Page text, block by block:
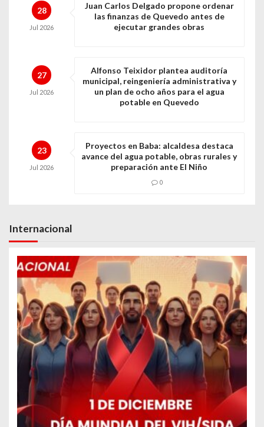
28
Jul 2026
Juan Carlos Delgado propone ordenar
las finanzas de Quevedo antes de
ejecutar grandes obras
27
Jul 2026
Alfonso Teixidor plantea auditoría
municipal, reingeniería administrativa y
un plan de ocho años para el agua
potable en Quevedo
23
Jul 2026
Proyectos en Baba: alcaldesa destaca
avance del agua potable, obras rurales y
preparación ante El Niño
0
Internacional